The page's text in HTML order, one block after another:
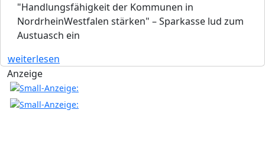
"Handlungsfähigkeit der Kommunen in
NordrheinWestfalen stärken" – Sparkasse lud zum
Austuasch ein
weiterlesen
Anzeige